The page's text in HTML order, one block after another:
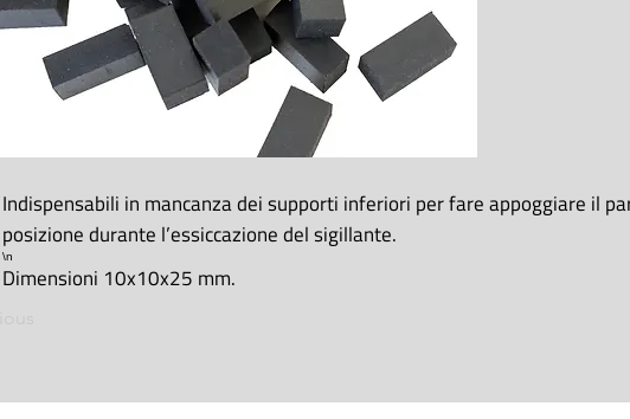
Indispensabili in mancanza dei supporti inferiori per fare appoggiare il
posizione durante l’essiccazione del sigillante.
\n
Dimensioni 10x10x25 mm.